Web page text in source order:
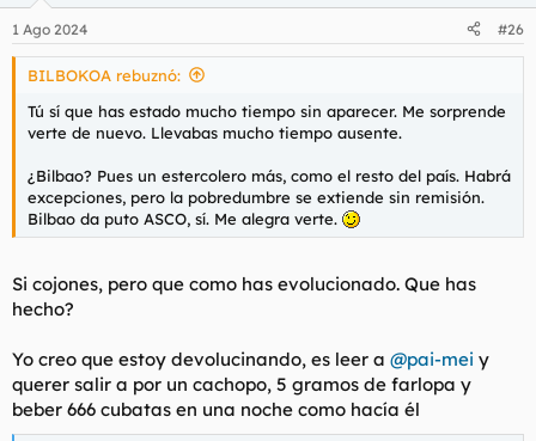
r
d
e
l
e
m
n
c
i
1 Ago 2024 #26
BILBOKOA rebuznó:
Tú sí que has estado mucho tiempo sin aparecer. Me sorprende
verte de nuevo. Llevabas mucho tiempo ausente.
¿Bilbao? Pues un estercolero más, como el resto del país. Habrá
excepciones, pero la pobredumbre se extiende sin remisión.
Bilbao da puto ASCO, sí. Me alegra verte.
Si cojones, pero que como has evolucionado. Que has
hecho?
Yo creo que estoy devolucinando, es leer a @pai-mei y
querer salir a por un cachopo, 5 gramos de farlopa y
beber 666 cubatas en una noche como hacía él